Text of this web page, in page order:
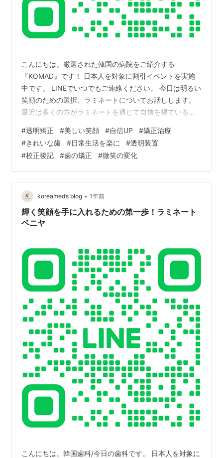
こんにちは。厳選された韓国の病院をご紹介する
『KOMAD』です！ 日本人を対象に割引イベントを実施
中です。 LINEでいつでもご連絡ください。 今日は明るい
笑顔のための選択、ラミネートについてお話しします。
最近は多くの方がラミネートを通じて自信を得ているよ
ミネートとは？ラミネートは、歯の表面に薄いセラミッ
ク板を貼り付けて、 歯の色や形を改善する施術です。 主
に笑顔をより美しくするために使用され、多くの方々が
好む歯の美容方法の一つです。2. 私の歯の悩み実は私は
歯の間が開いていて、いつも気になっていました。 笑う
たびに、その部分が見えるん…
#透明矯正 #美しい笑顔 #自信UP #矯正治療
#きれいな歯 #日常生活を楽に #透明装置
#校正後記 #歯の矯正 #微笑の変化
koreamed’s blog • 1年前
輝く笑顔を手に入れるための第一歩！ラミネート
ベニヤ
こんにちは。韓国歯科/今日の歯科です。 日本人を対象に